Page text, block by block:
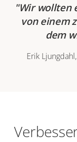
Wir wollten
von einem
dem
Erik